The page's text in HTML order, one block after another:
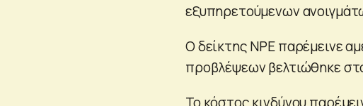
εξυπηρετούμενων
Ο δείκτης NPE παρέμεινε
προβλέψεων βελτιώθηκε
Το κόστος κινδύνου